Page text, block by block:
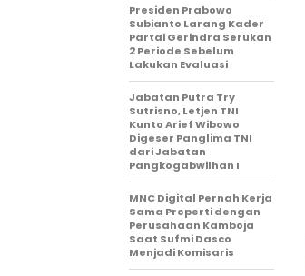
Presiden Prabowo
Subianto Larang Kader
Partai Gerindra Serukan
2 Periode Sebelum
Lakukan Evaluasi
Jabatan Putra Try
Sutrisno, Letjen TNI
Kunto Arief Wibowo
Digeser Panglima TNI
dari Jabatan
Pangkogabwilhan I
MNC Digital Pernah Kerja
Sama Properti dengan
Perusahaan Kamboja
Saat Sufmi Dasco
Menjadi Komisaris